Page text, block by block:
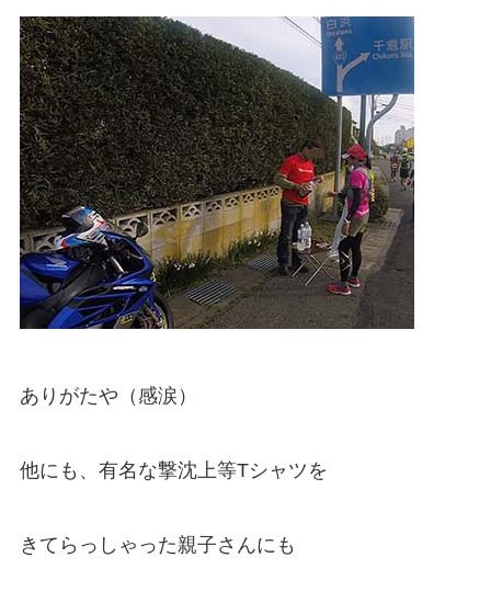
ありがたや（感涙）
他にも、有名な撃沈上等Tシャツを
きてらっしゃった親子さんにも